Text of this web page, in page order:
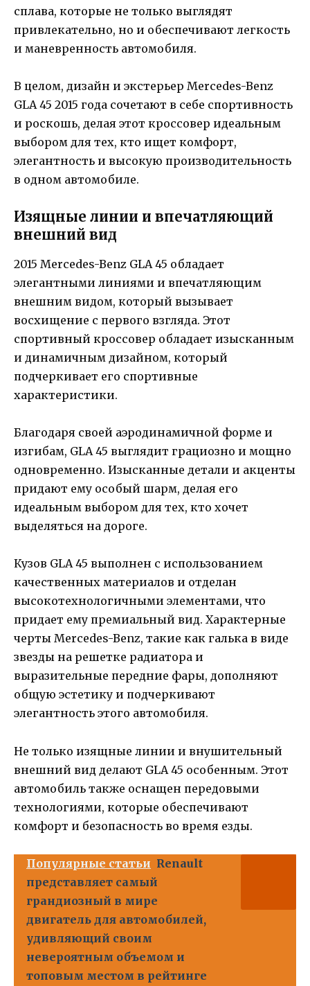
сплава, которые не только выглядят
привлекательно, но и обеспечивают легкость
и маневренность автомобиля.
В целом, дизайн и экстерьер Mercedes-Benz
GLA 45 2015 года сочетают в себе спортивность
и роскошь, делая этот кроссовер идеальным
выбором для тех, кто ищет комфорт,
элегантность и высокую производительность
в одном автомобиле.
Изящные линии и впечатляющий
внешний вид
2015 Mercedes-Benz GLA 45 обладает
элегантными линиями и впечатляющим
внешним видом, который вызывает
восхищение с первого взгляда. Этот
спортивный кроссовер обладает изысканным
и динамичным дизайном, который
подчеркивает его спортивные
характеристики.
Благодаря своей аэродинамичной форме и
изгибам, GLA 45 выглядит грациозно и мощно
одновременно. Изысканные детали и акценты
придают ему особый шарм, делая его
идеальным выбором для тех, кто хочет
выделяться на дороге.
Кузов GLA 45 выполнен с использованием
качественных материалов и отделан
высокотехнологичными элементами, что
придает ему премиальный вид. Характерные
черты Mercedes-Benz, такие как галька в виде
звезды на решетке радиатора и
выразительные передние фары, дополняют
общую эстетику и подчеркивают
элегантность этого автомобиля.
Не только изящные линии и внушительный
внешний вид делают GLA 45 особенным. Этот
автомобиль также оснащен передовыми
технологиями, которые обеспечивают
комфорт и безопасность во время езды.
Популярные статьи Renault
представляет самый
грандиозный в мире
двигатель для автомобилей,
удивляющий своим
невероятным объемом и
топовым местом в рейтинге